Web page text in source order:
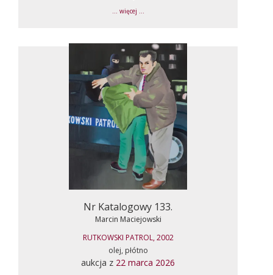
... więcej ...
Nr Katalogowy 133.
Marcin Maciejowski
RUTKOWSKI PATROL, 2002
olej, płótno
aukcja z 22 marca 2026